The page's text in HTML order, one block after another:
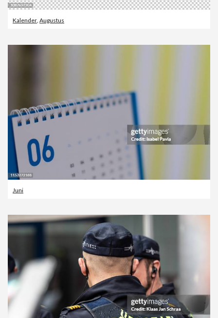
Kalender Augustus
Juni